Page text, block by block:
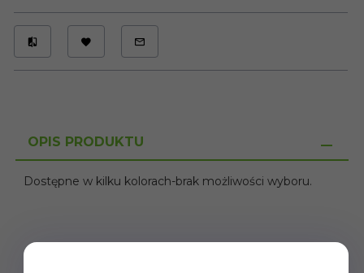
OPIS PRODUKTU
Dostępne w kilku kolorach-brak możliwości wyboru.